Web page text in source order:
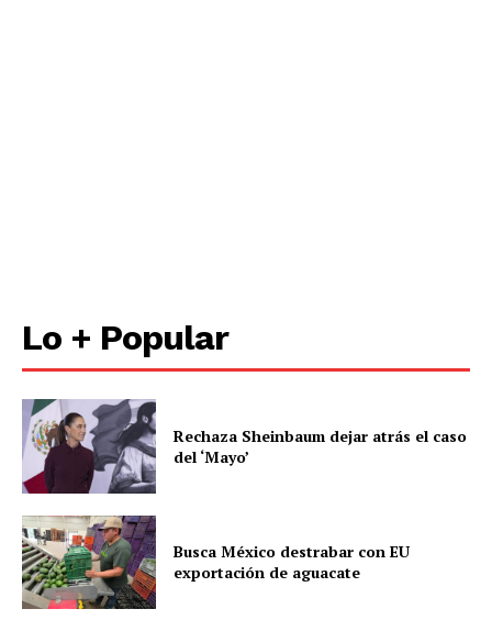
Lo + Popular
Rechaza Sheinbaum dejar atrás el caso
del ‘Mayo’
Busca México destrabar con EU
exportación de aguacate